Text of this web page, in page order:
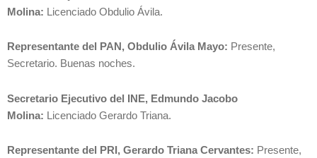
Molina:
Licenciado Obdulio Ávila.
Representante del PAN, Obdulio Ávila Mayo: Presente,
Secretario. Buenas noches.
Secretario Ejecutivo del INE, Edmundo Jacobo
Molina:
Licenciado Gerardo Triana.
Representante del PRI, Gerardo Triana Cervantes: Presente,